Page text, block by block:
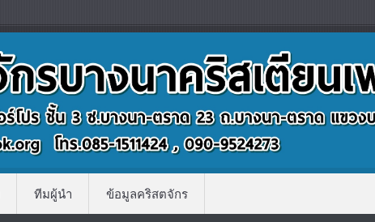
ทีมผู้นำ ข้อมูลคริสตจักร